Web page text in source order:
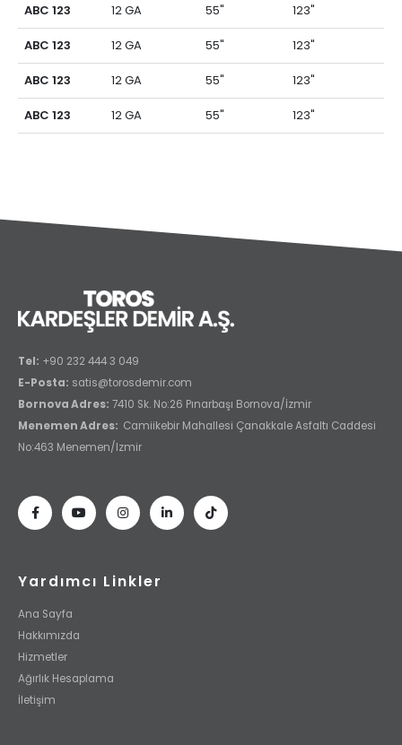
ABC 123 12 GA 55" 123"
ABC 123 12 GA 55" 123"
ABC 123 12 GA 55" 123"
ABC 123 12 GA 55" 123"
Tel: +90 232 444 3 049
E-Posta: satis@torosdemir.com
Bornova Adres: 7410 Sk. No:26 Pınarbaşı Bornova/İzmir
Menemen Adres: Camiikebir Mahallesi Çanakkale Asfaltı Caddesi
No:463 Menemen/Izmir
Yardımcı Linkler
Ana Sayfa
Hakkımızda
Hizmetler
Ağırlık Hesaplama
İletişim